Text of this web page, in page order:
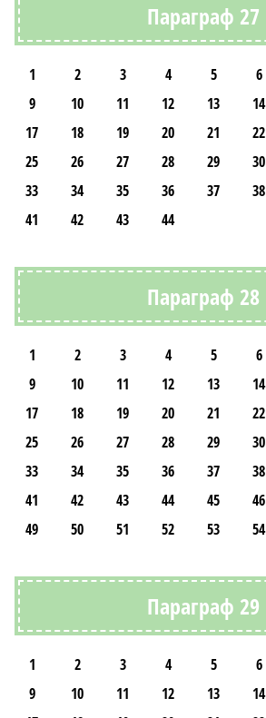
Параграф 27
1 2 3 4 5 6
9
10 11 12 13 14
17
18 19 20 21 22
25
26 27 28 29 30
33
34 35 36 37 38
41
42 43 44
Параграф 28
1 2 3 4 5 6
9
10 11 12 13 14
17
18 19 20 21 22
25
26 27 28 29 30
33
34 35 36 37 38
41
42 43 44 45 46
49
50 51 52 53 54
Параграф 29
1 2 3 4 5 6
9
10 11 12 13 14